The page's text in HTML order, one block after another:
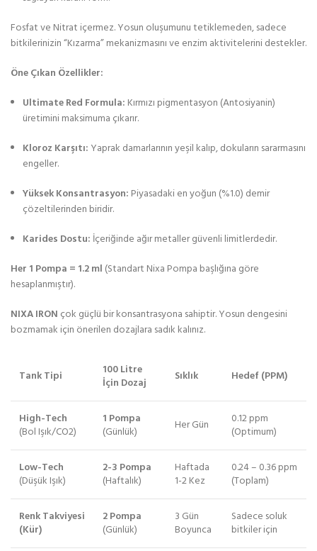
Fosfat ve Nitrat içermez. Yosun oluşumunu tetiklemeden, sadece
bitkilerinizin “Kızarma” mekanizmasını ve enzim aktivitelerini destekler.
Öne Çıkan Özellikler:
Ultimate Red Formula: Kırmızı pigmentasyon (Antosiyanin)
üretimini maksimuma çıkarır.
Kloroz Karşıtı: Yaprak damarlarının yeşil kalıp, dokuların sararmasını
engeller.
Yüksek Konsantrasyon: Piyasadaki en yoğun (%1.0) demir
çözeltilerinden biridir.
Karides Dostu: İçeriğinde ağır metaller güvenli limitlerdedir.
Her 1 Pompa = 1.2 ml (Standart Nixa Pompa başlığına göre
hesaplanmıştır).
NIXA IRON çok güçlü bir konsantrasyona sahiptir. Yosun dengesini
bozmamak için önerilen dozajlara sadık kalınız.
Tank Tipi
100 Litre
İçin Dozaj
Sıklık Hedef (PPM)
High-Tech
(Bol Işık/CO2)
1 Pompa
(Günlük)
Her Gün
0.12 ppm
(Optimum)
Low-Tech
(Düşük Işık)
2-3 Pompa
(Haftalık)
Haftada
1-2 Kez
0.24 – 0.36 ppm
(Toplam)
Renk Takviyesi
(Kür)
2 Pompa
(Günlük)
3 Gün
Boyunca
Sadece soluk
bitkiler için